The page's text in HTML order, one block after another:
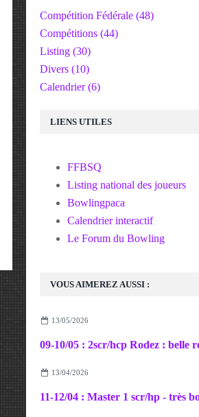
VOUS AIMEREZ AUSSI :
13/05/2026
13/04/2026
Compétition Fédérale (48)
Compétitions (44)
Listing (30)
Divers (10)
Calendrier(6)
LIENS UTILES
FFBSQ
Listing national des joueurs
Bowlingpaca
Calendrier interactif
Le Forum du Bowling